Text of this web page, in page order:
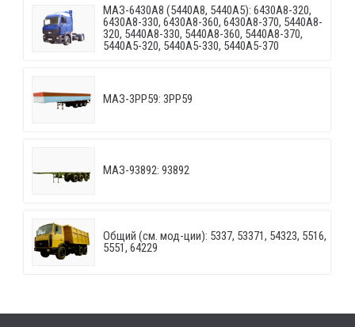
МАЗ-6430A8 (5440A8, 5440A5): 6430A8-320,
6430A8-330, 6430A8-360, 6430A8-370, 5440A8-
320, 5440A8-330, 5440A8-360, 5440A8-370,
5440A5-320, 5440A5-330, 5440A5-370
МАЗ-3PP59: 3PP59
МАЗ-93892: 93892
Общий (см. мод-ции): 5337, 53371, 54323, 5516,
5551, 64229